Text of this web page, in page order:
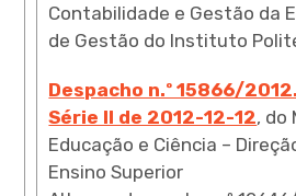
Contabilidade e Gestão da
de Gestão do Instituto
Despacho n.º 15866/
Série II de 2012-12-12, do
Educação e Ciência –
Ensino Superior